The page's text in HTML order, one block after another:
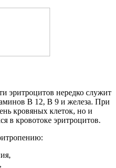
эритроцитов нередко служит
В 12, В 9 и железа. При
кровяных клеток, но и
в кровотоке эритроцитов.